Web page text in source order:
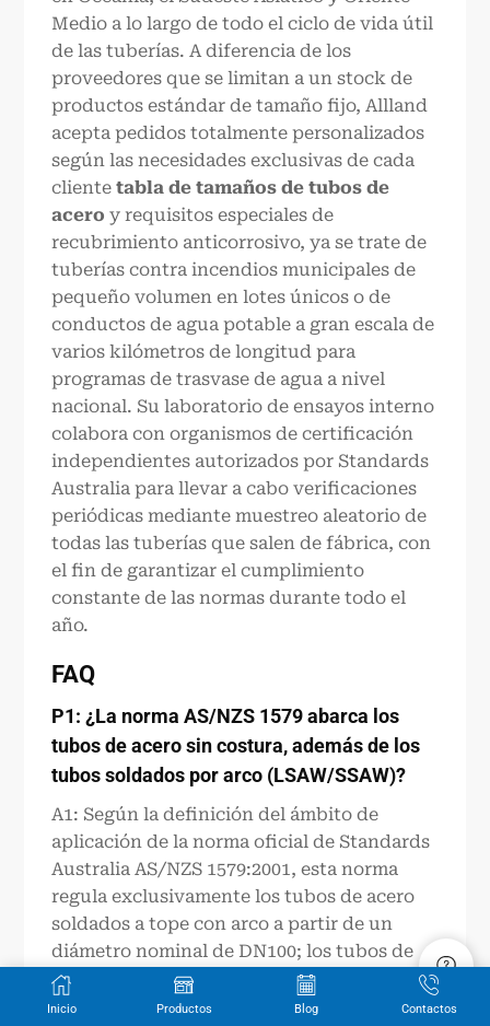
Medio a lo largo de todo el ciclo de vida útil
de las tuberías. A diferencia de los
proveedores que se limitan a un stock de
productos estándar de tamaño fijo, Allland
acepta pedidos totalmente personalizados
según las necesidades exclusivas de cada
clientetabla de tamaños de tubos de
acero y requisitos especiales de
recubrimiento anticorrosivo, ya se trate de
tuberías contra incendios municipales de
pequeño volumen en lotes únicos o de
conductos de agua potable a gran escala de
varios kilómetros de longitud para
programas de trasvase de agua a nivel
nacional. Su laboratorio de ensayos interno
colabora con organismos de certificación
independientes autorizados por Standards
Australia para llevar a cabo verificaciones
periódicas mediante muestreo aleatorio de
todas las tuberías que salen de fábrica, con
el fin de garantizar el cumplimiento
constante de las normas durante todo el
año.
FAQ
P1: ¿La norma AS/NZS 1579 abarca los
tubos de acero sin costura, además de los
tubos soldados por arco (LSAW/SSAW)?
A1: Según la definición del ámbito de
aplicación de la norma oficial de Standards
Australia AS/NZS 1579:2001, esta norma
regula exclusivamente los tubos de acero
soldados a tope con arco a partir de un
diámetro nominal de DN100; los tubos de
acero sin costura se rigen por
especificaciones australianas
Inicio Productos Blog Contactos